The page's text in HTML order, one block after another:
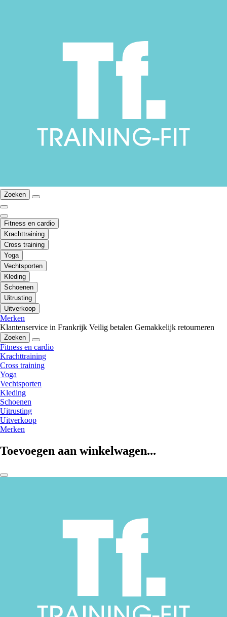
Zoeken
Fitness en cardio
Krachttraining
Cross training
Yoga
Vechtsporten
Kleding
Schoenen
Uitrusting
Uitverkoop
Merken
Klantenservice in Frankrijk Veilig betalen Gemakkelijk retourneren
Zoeken
Fitness en cardio
Krachttraining
Cross training
Yoga
Vechtsporten
Kleding
Schoenen
Uitrusting
Uitverkoop
Merken
Toevoegen aan winkelwagen...